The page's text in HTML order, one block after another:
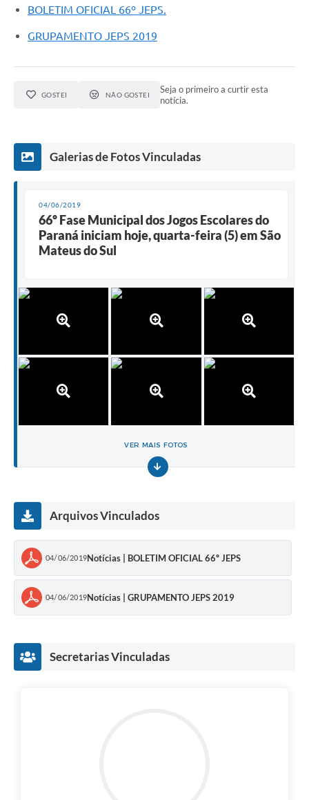
BOLETIM OFICIAL 66º JEPS.
GRUPAMENTO JEPS 2019
GOSTEI NÃO GOSTEI
Seja o primeiro a curtir esta
notícia.
Galerias de Fotos Vinculadas
04/06/2019
66º Fase Municipal dos Jogos Escolares do
Paraná iniciam hoje, quarta-feira (5) em São
Mateus do Sul
VER MAIS FOTOS
Arquivos Vinculados
04/06/2019Notícias | BOLETIM OFICIAL 66º JEPS
04/06/2019Notícias | GRUPAMENTO JEPS 2019
Secretarias Vinculadas